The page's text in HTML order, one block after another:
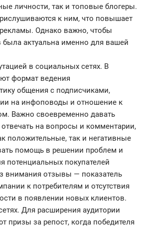
личности, так и топовые блогеры.
к ним, что повышает
Однако важно, чтобы
была актуальна именно для вашей
в социальных сетях. В
формат ведения
общения с подписчиками,
на инфоповоды и отношение к
Важно своевременно давать
отвечать на вопросы и комментарии,
положительные, так и негативные
помощь в решении проблем и
потенциальных покупателей
внимания отзывы — показатель
к потребителям и отсутствия
в появлении новых клиентов.
Для расширения аудитории
призы за репост, когда победителя